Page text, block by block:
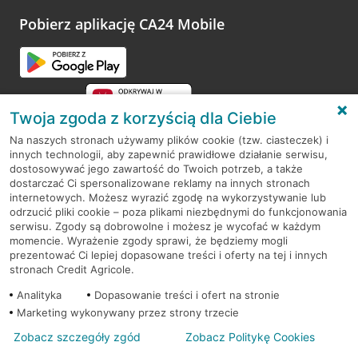
opinie.
Pobierz aplikację CA24 Mobile
RODO
Regulamin serwisu
Mapa serwisu
PolitykaCookies
© 2026 Credit Agricole Bank Polska S.A. Wszelkie prawa zastrzeżone
Twoja zgoda z korzyścią dla Ciebie
Na naszych stronach używamy plików cookie (tzw. ciasteczek) i
innych technologii, aby zapewnić prawidłowe działanie serwisu,
dostosowywać jego zawartość do Twoich potrzeb, a także
dostarczać Ci spersonalizowane reklamy na innych stronach
internetowych. Możesz wyrazić zgodę na wykorzystywanie lub
odrzucić pliki cookie – poza plikami niezbędnymi do funkcjonowania
serwisu. Zgody są dobrowolne i możesz je wycofać w każdym
momencie. Wyrażenie zgody sprawi, że będziemy mogli
prezentować Ci lepiej dopasowane treści i oferty na tej i innych
stronach Credit Agricole.
Analityka
Dopasowanie treści i ofert na stronie
Marketing wykonywany przez strony trzecie
Zobacz szczegóły zgód Zobacz Politykę Cookies